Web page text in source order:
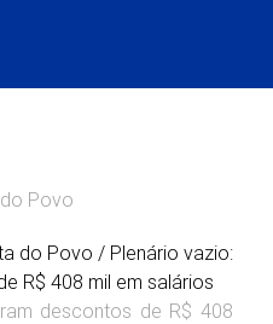
Povo
descontos de R$ 408